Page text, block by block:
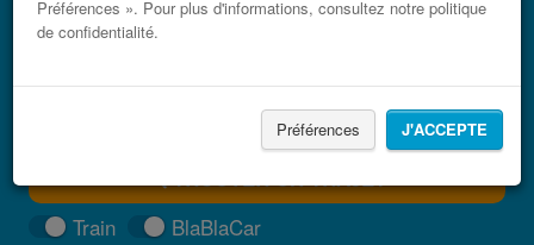
Préférences ». Pour plus d'informations, consultez notre politique
de confidentialité.
Préférences J'ACCEPTE
TROUVER UN TRAJET
Train
BlaBlaCar